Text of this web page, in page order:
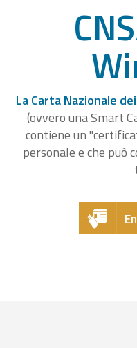
La Carta Nazionale
(ovvero una Smart
contiene un
personale e che può